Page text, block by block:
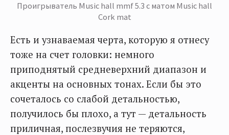
Проигрыватель Music hall mmf 5.3 с матом Music hall
Cork mat
Есть и узнаваемая черта, которую я отнесу
тоже на счет головки: немного
приподнятый средневерхний диапазон и
акценты на основных тонах. Если бы это
сочеталось со слабой детальностью,
получилось бы плохо, а тут — детальность
приличная, послезвучия не теряются,